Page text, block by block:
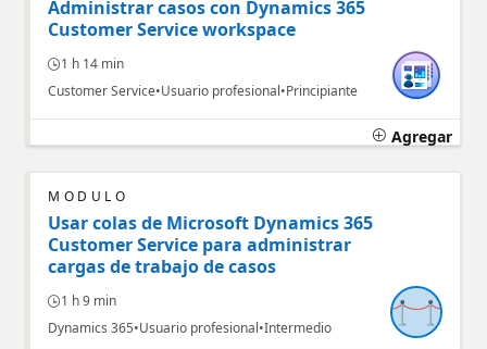
Administrar casos con Dynamics 365
Customer Service workspace
1 h 14 min
Customer Service Usuario profesional Principiante
Agregar
MÓDULO
Usar colas de Microsoft Dynamics 365
Customer Service para administrar
cargas de trabajo de casos
1 h 9 min
Dynamics 365 Usuario profesional Intermedio